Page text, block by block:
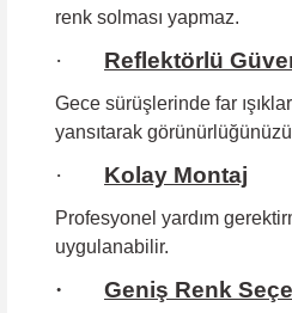
renk solması yapmaz.
· Reflektörlü
Gece sürüşlerinde far
yansıtarak
· Kolay Montaj
Profesyonel yardım
uygulanabilir.
· Geniş Renk